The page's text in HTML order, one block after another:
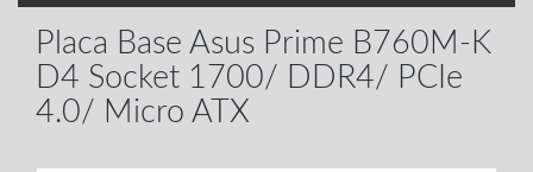
Placa Base Asus Prime B760M-K
D4 Socket 1700/ DDR4/ PCIe
4.0/ Micro ATX